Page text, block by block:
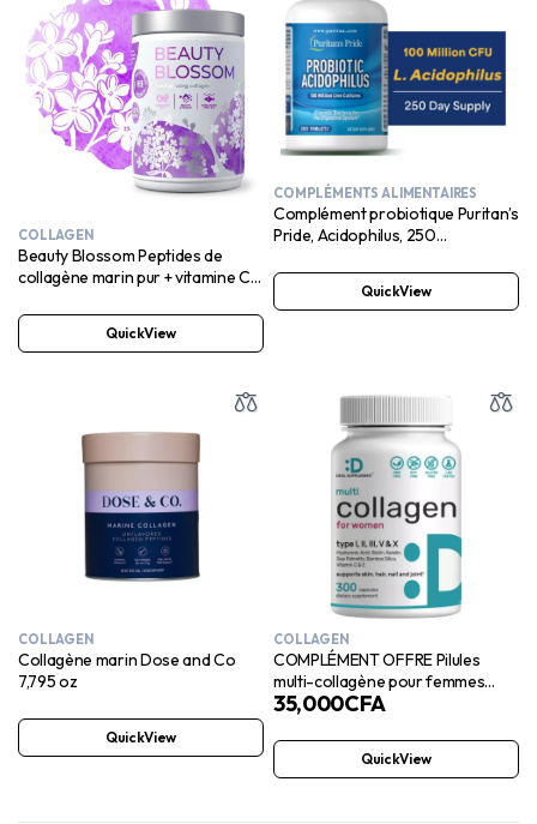
COLLAGEN
Beauty Blossom Peptides de
collagène marin pur + vitamine C,
portions SANS SUCRE AJOUTÉ
Arôme mûre lilasQuickView
COMPLÉMENTS ALIMENTAIRES
Complément probiotique Puritan’s
Pride, Acidophilus, 250
QuickView
COLLAGEN
Collagène marin Dose and Co
7,795 oz
QuickView
COLLAGEN
COMPLÉMENT OFFRE Pilules
multi-collagène pour femmes
avec vitamines C, E et biotine,
avec palmier nain, silice de
bambou et acide hyaluronique –
35,000CFA
QuickView